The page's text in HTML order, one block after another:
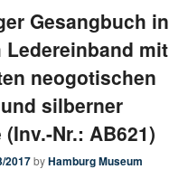
Gesangbuch in
Ledereinband mit
neogotischen
silberner
Nr.: AB621)
2017byHamburg Museum